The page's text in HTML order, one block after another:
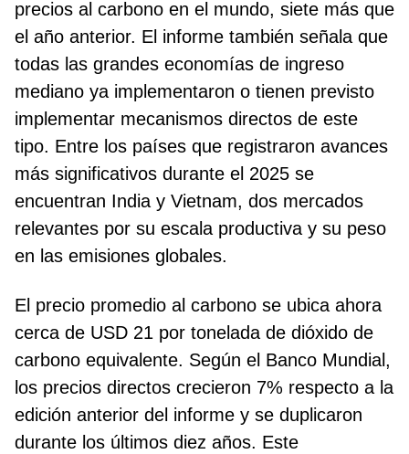
precios al carbono en el mundo, siete más que
el año anterior. El informe también señala que
todas las grandes economías de ingreso
mediano ya implementaron o tienen previsto
implementar mecanismos directos de este
tipo. Entre los países que registraron avances
más significativos durante el 2025 se
encuentran India y Vietnam, dos mercados
relevantes por su escala productiva y su peso
en las emisiones globales.
El precio promedio al carbono se ubica ahora
cerca de USD 21 por tonelada de dióxido de
carbono equivalente. Según el Banco Mundial,
los precios directos crecieron 7% respecto a la
edición anterior del informe y se duplicaron
durante los últimos diez años. Este